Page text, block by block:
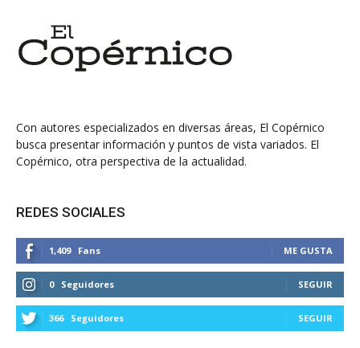
Con autores especializados en diversas áreas, El Copérnico
busca presentar información y puntos de vista variados. El
Copérnico, otra perspectiva de la actualidad.
REDES SOCIALES
1,409 Fans ME GUSTA
0 Seguidores SEGUIR
366 Seguidores SEGUIR